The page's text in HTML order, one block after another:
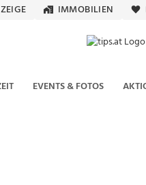
IMMOBILIEN
EVENTS & FOTOS